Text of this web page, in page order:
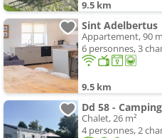
9.5 km
Sint Adelbertus
Appartement, 90
6 personnes, 3
9.5 km
Dd 58 -
Chalet, 26 m²
4 personnes, 2